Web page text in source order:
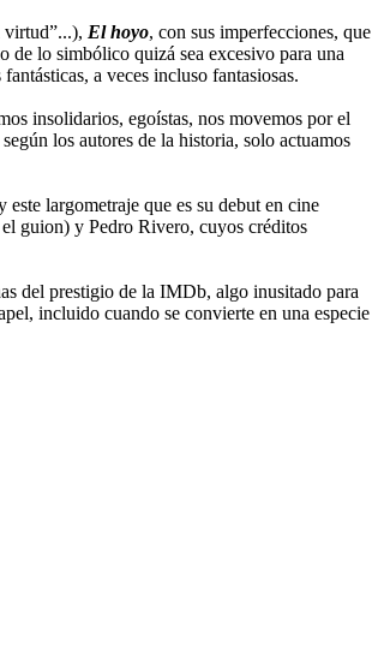
virtud”...), El hoyo, con sus imperfecciones, que
de lo simbólico quizá sea excesivo para una
a veces incluso fantasiosas.
insolidarios, egoístas, nos movemos por el
los autores de la historia, solo actuamos
largometraje que es su debut en cine
guion) y Pedro Rivero, cuyos créditos
del prestigio de la IMDb, algo inusitado para
incluido cuando se convierte en una especie